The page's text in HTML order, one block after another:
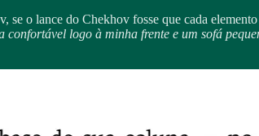
o lance do Chekhov fosse que cada
logo à minha frente e um sofá